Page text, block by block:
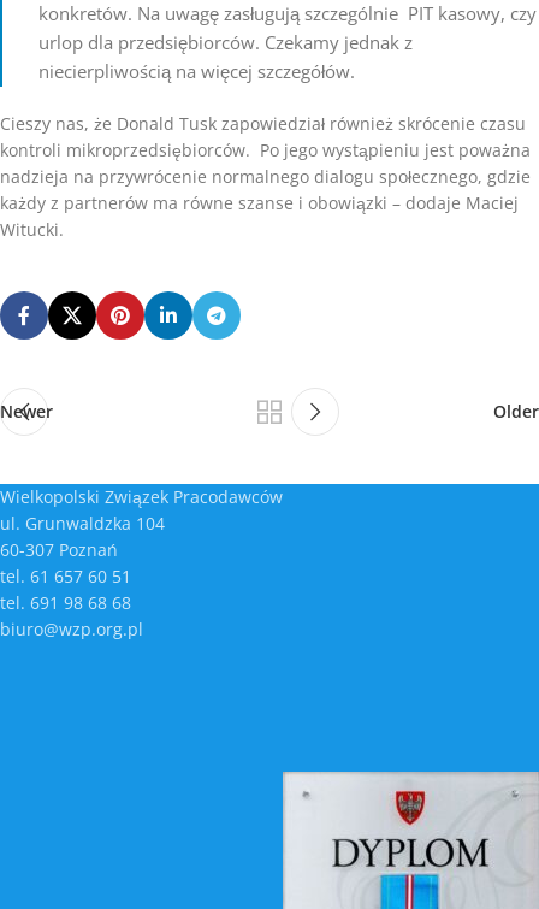
konkretów. Na uwagę zasługują szczególnie PIT kasowy, czy
urlop dla przedsiębiorców. Czekamy jednak z
niecierpliwością na więcej szczegółów.
Cieszy nas, że Donald Tusk zapowiedział również skrócenie czasu
kontroli mikroprzedsiębiorców. Po jego wystąpieniu jest poważna
nadzieja na przywrócenie normalnego dialogu społecznego, gdzie
każdy z partnerów ma równe szanse i obowiązki – dodaje Maciej
Witucki.
Newer Older
Wielkopolski Związek Pracodawców
ul. Grunwaldzka 104
60-307 Poznań
tel. 61 657 60 51
tel. 691 98 68 68
biuro@wzp.org.pl